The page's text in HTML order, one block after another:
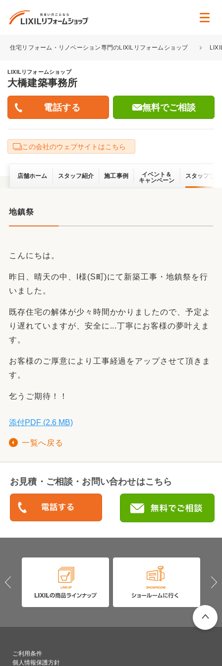
住宅リフォーム・リノベーション専門のLIXILリフォームショップ
LIXILリフォームショップ
大橋建築事務所
無料でご相談
この会社のウェブサイトはこちら
店舗ホーム スタッフ紹介 施工事例
イベント＆
キャンペーン
スタッフブ
地鎮祭
こんにちは。
昨日、晴天の中、I様(S町)にて新築工事・地鎮祭を行
いました。
既存住宅の解体が少々時間かかりましたので、予定よ
り遅れていますが、安全に...丁寧にお客様の夢叶えま
す。
お客様のご厚意により工事経過をアップさせて頂きま
す。
乞うご期待！！
添付PDF (2.6 MB)
一覧へ戻る
お見積・ご相談・お問い合わせはこちら
ご利用条件
個人情報保護方針